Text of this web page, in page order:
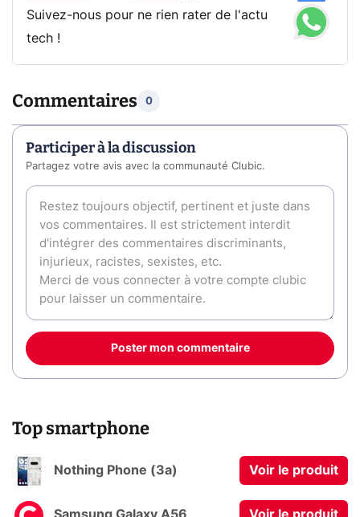
Suivez-nous pour ne rien rater de l'actu
tech !
Commentaires 0
Participer à la discussion
Partagez votre avis avec la communauté Clubic.
Poster mon commentaire
Top smartphone
Nothing Phone (3a) Voir le produit